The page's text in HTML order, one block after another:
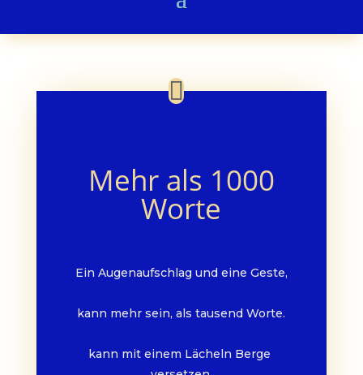
Mehr als 1000
Worte
Ein Augenaufschlag und eine Geste,
kann mehr sein, als tausend Worte.
kann mit einem Lächeln Berge